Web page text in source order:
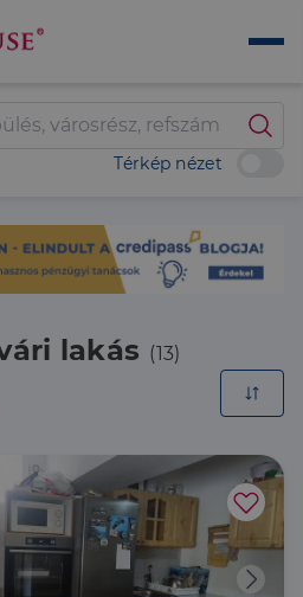
Térkép nézet
lakás (13)